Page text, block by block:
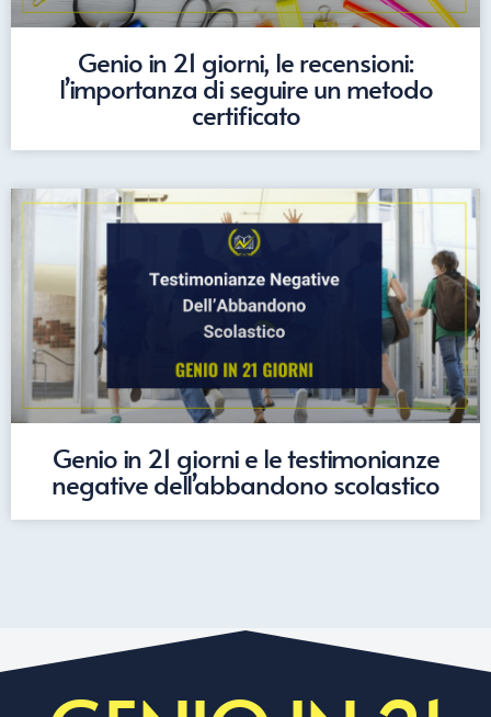
Genio in 21 giorni, le recensioni:
l’importanza di seguire un metodo
certificato
Genio in 21 giorni e le testimonianze
negative dell’abbandono scolastico